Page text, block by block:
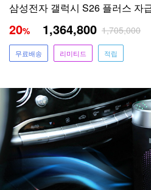
삼성전자 갤럭시 S26 플러스 자
20% 1,364,800 1,705,000
무료배송 리미티드 적립